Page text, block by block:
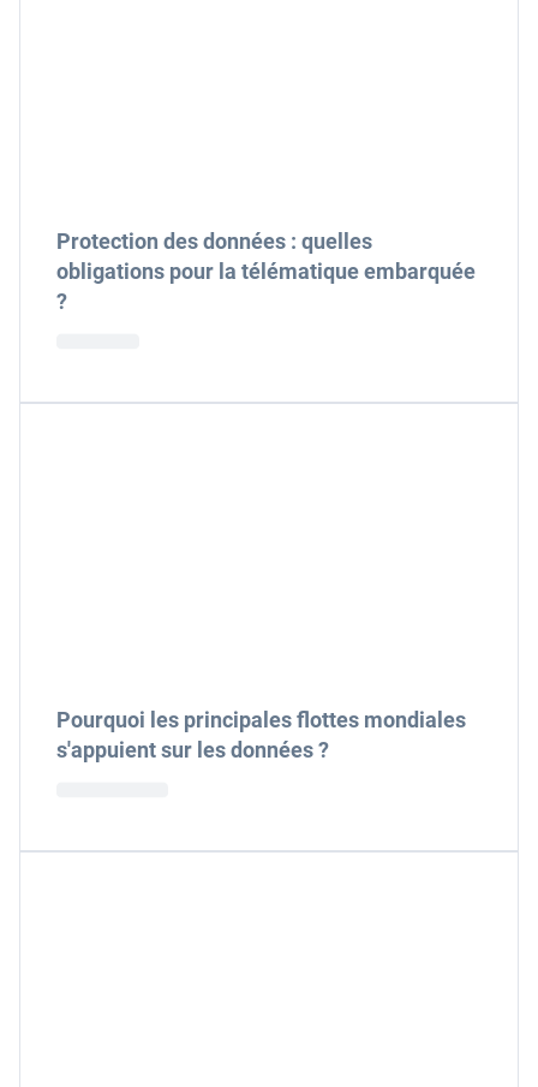
Protection des données : quelles
obligations pour la télématique embarquée
?
Pourquoi les principales flottes mondiales
s'appuient sur les données ?